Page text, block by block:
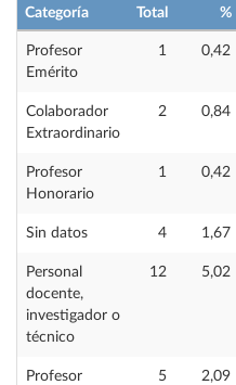
Categoría Total %
Profesor
Emérito
1 0,42
Colaborador
Extraordinario
2 0,84
Profesor
Honorario
1 0,42
Sin datos 4 1,67
Personal
docente,
investigador o
técnico
12 5,02
Profesor
5 2,09